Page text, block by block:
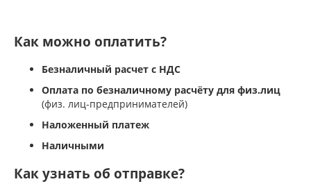
Как можно оплатить?
Безналичный расчет с НДС
Оплата по безналичному расчёту для физ.лиц
(физ. лиц-предпринимателей)
Наложенный платеж
Наличными
Как узнать об отправке?